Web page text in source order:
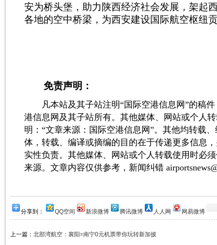
安为桥头堡，助力陕西经济社会发展，架起
各地的空中桥梁，为西安建设国际航空枢纽
免责声明：
凡本站及其子站注明“国际空港信息网”的稿件
港信息网及其子站所有。其他媒体、网站或个人
明：“文章来源：国际空港信息网”。其他均转载
体，转载、编译或摘编的目的在于传递更多信息
实性负责。其他媒体、网站或个人转载使用时必
来源。文章内容仅供参考，新闻纠错
分享到： QQ空间 新浪微博 腾讯微博 人人网 网易微博
上一篇： 北部湾航空：襄阳=南宁0元机票带你玩转新加披